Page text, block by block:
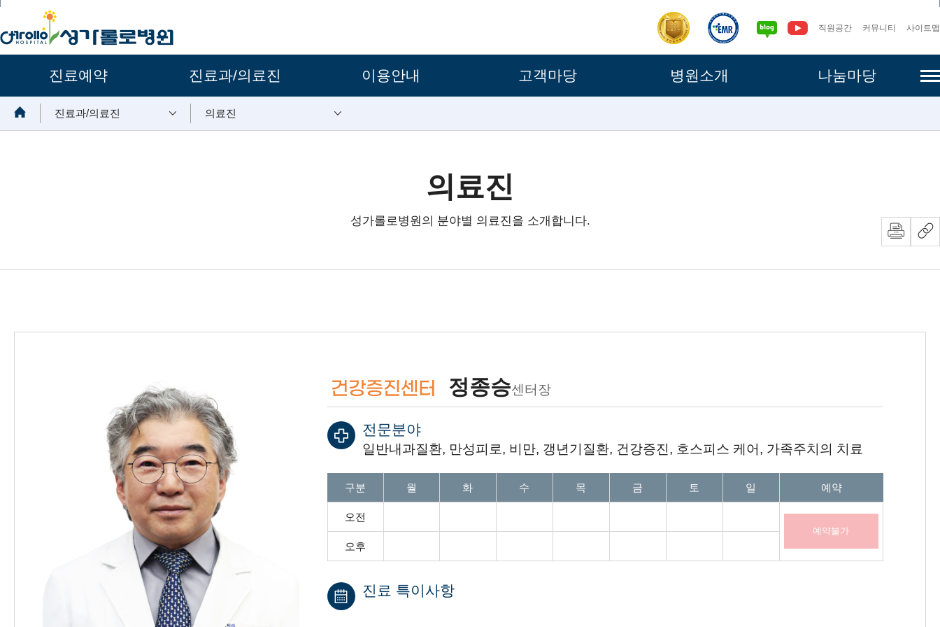
직원공간 커뮤니티 사이트맵
진료예약 진료과/의료진 이용안내 고객마당 병원소개 나눔마당
보조메뉴 진료과/의료진 의료진
의료진
성가롤로병원의 분야별 의료진을 소개합니다.
건강증진센터 정종승센터장
전문분야
일반내과질환, 만성피로, 비만, 갱년기질환, 건강증진, 호스피스 케어, 가족주치의 치료
구분 월 화 수 목 금 토 일 예약
오전
예약불가
오후
진료 특이사항